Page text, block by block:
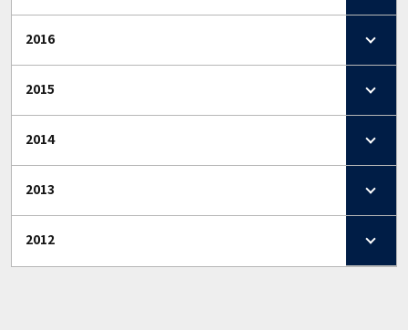
2016
2015
2014
2013
2012